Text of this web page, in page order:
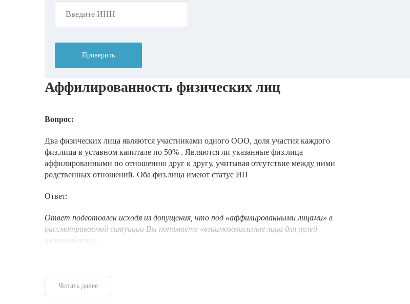
Проверить
Аффилированность физических лиц
Вопрос:
Два физических лица являются участниками одного ООО, доля участия каждого
физ.лица в уставном капитале по 50% . Являются ли указанные физ.лица
аффилированными по отношению друг к другу, учитывая отсутствие между ними
родственных отношений. Оба физ.лица имеют статус ИП
Ответ:
Ответ подготовлен исходя из допущения, что под «аффилированными лицами» в
рассматриваемой ситуации Вы понимаете «взаимозависимые лица для целей
налогообложе...
Читать далее